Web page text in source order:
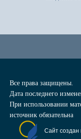
Все права защищены.
Дата последнего
При использовании
источник обязательна
Сайт